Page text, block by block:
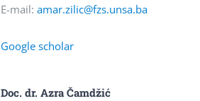
E-mail: amar.zilic@fzs.unsa.ba
Google scholar
Doc. dr. Azra Čamdžić